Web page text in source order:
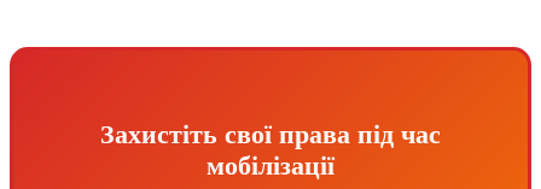
Захистіть свої права під час
мобілізації